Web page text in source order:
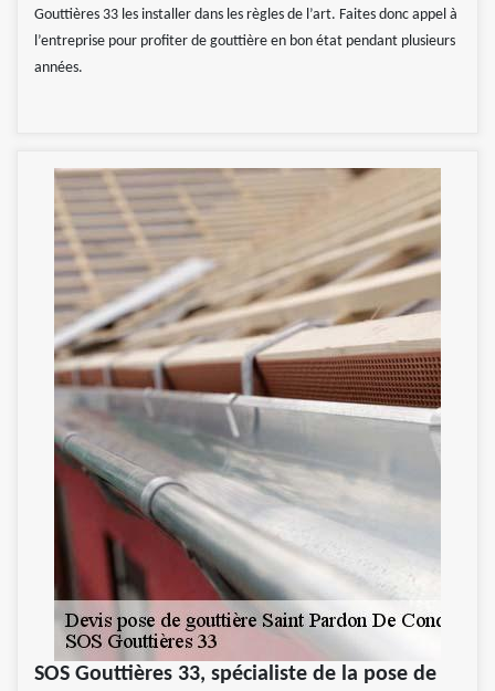
Gouttières 33 les installer dans les règles de l’art. Faites donc appel à
l’entreprise pour profiter de gouttière en bon état pendant plusieurs
années.
SOS Gouttières 33, spécialiste de la pose de